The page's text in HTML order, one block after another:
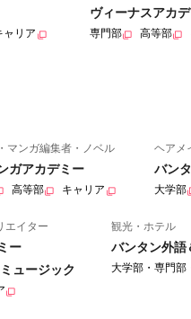
ャリア
ヴィーナスアカ
専門部 高等部
マンガ編集者・ノベル
ガアカデミー
高等部 キャリア
ヘアメ
バン
大学部
エイター
ー
ュージック
観光・ホテル
バンタン外語
大学部・専門部